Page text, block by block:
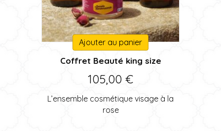
Ajouter au panier
Coffret Beauté king size
105,00 €
L’ensemble cosmétique visage à la
rose